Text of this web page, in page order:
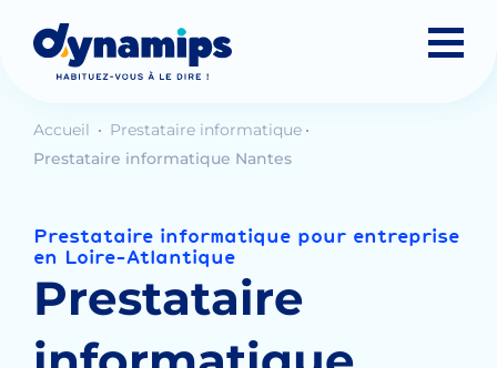
Accueil
Prestataire informatique
Prestataire informatique Nantes
Prestataire informatique pour entreprise
en Loire-Atlantique
Prestataire